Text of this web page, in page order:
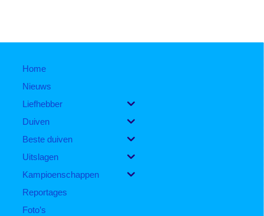
Home
Nieuws
Liefhebber
Duiven
Beste duiven
Uitslagen
Kampioenschappen
Reportages
Foto’s